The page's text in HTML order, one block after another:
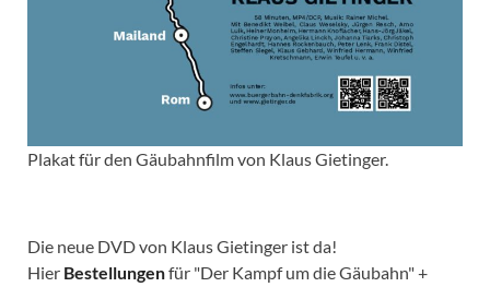
Plakat für den Gäubahnfilm von Klaus Gietinger.
Die neue DVD von Klaus Gietinger ist da!
Hier Bestellungenfür "Der Kampf um die Gäubahn" +